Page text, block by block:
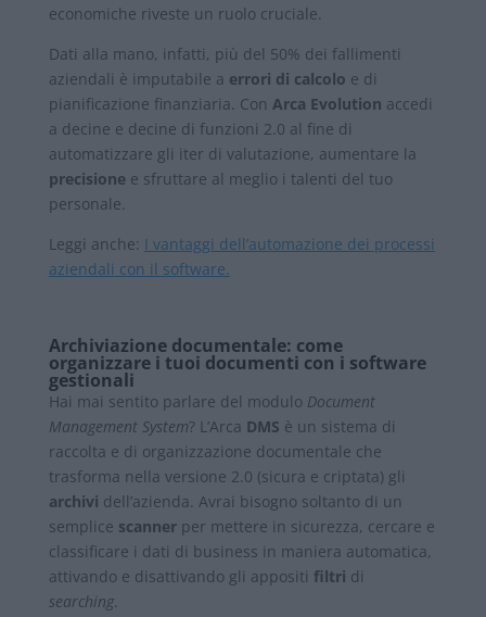
economiche riveste un ruolo cruciale.
Dati alla mano, infatti, più del 50% dei fallimenti
aziendali è imputabile a errori di calcolo e di
pianificazione finanziaria. Con Arca Evolution accedi
a decine e decine di funzioni 2.0 al fine di
automatizzare gli iter di valutazione, aumentare la
precisionee sfruttare al meglio i talenti del tuo
personale.
Leggi anche: I vantaggi dell’automazione dei processi
aziendali con il software.
Archiviazione documentale: come
organizzare i tuoi documenti con i software
gestionali
Hai mai sentito parlare del modulo Document
Management System? L’Arca DMS è un sistema di
raccolta e di organizzazione documentale che
trasforma nella versione 2.0 (sicura e criptata) gli
archivi dell’azienda. Avrai bisogno soltanto di un
semplice scannerper mettere in sicurezza, cercare e
classificare i dati di business in maniera automatica,
attivando e disattivando gli appositi filtri di
searching.